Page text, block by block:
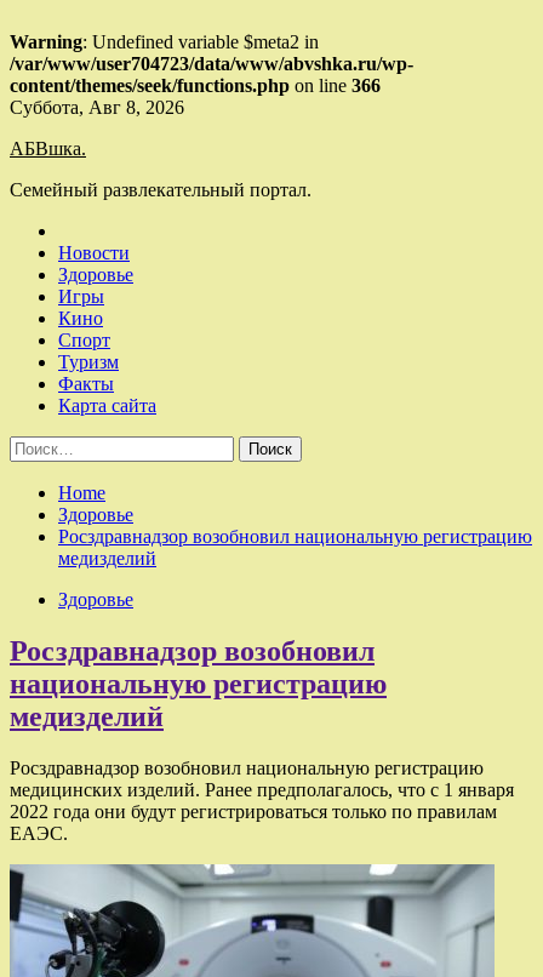
Warning: Undefined variable $meta2 in
/var/www/user704723/data/www/abvshka.ru/wp-
content/themes/seek/functions.php on line 366
Skip
content
Суббота, Авг 8, 2026
АБВшка.
Семейный развлекательный портал.
Новости
Здоровье
Игры
Кино
Спорт
Туризм
Факты
Карта сайта
Найти:
Home
Здоровье
Росздравнадзор возобновил национальную регистрацию
медизделий
Здоровье
Росздравнадзор возобновил
национальную регистрацию
медизделий
Росздравнадзор возобновил национальную регистрацию
медицинских изделий. Ранее предполагалось, что с 1 января
2022 года они будут регистрироваться только по правилам
ЕАЭС.